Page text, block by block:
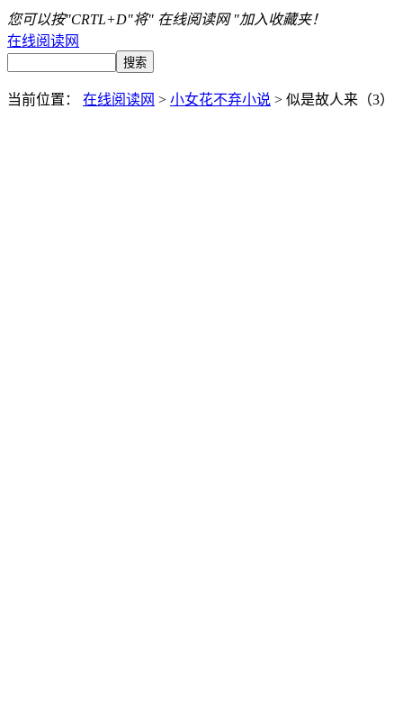
您可以按"CRTL+D"将" 在线阅读网 "加入收藏夹！
在线阅读网
当前位置： 在线阅读网 > 小女花不弃小说 > 似是故人来（3）